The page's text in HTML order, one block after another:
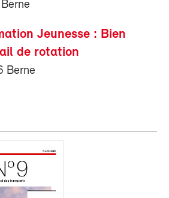
Jeunesse : Bien
de rotation
Berne